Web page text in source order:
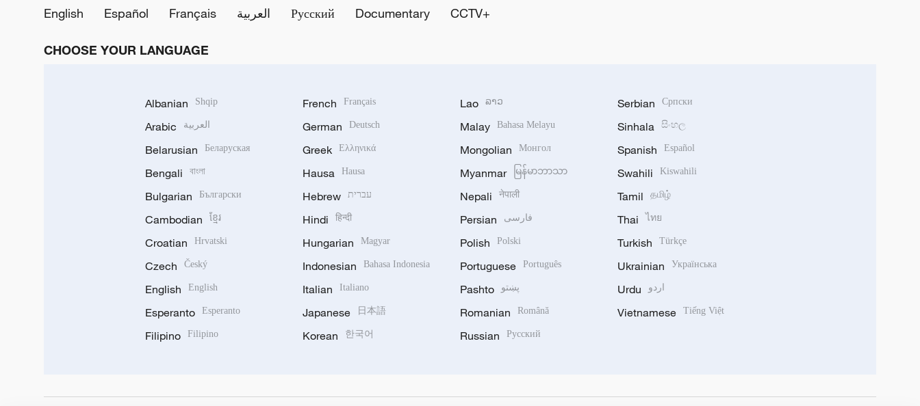
English
Español Français العربية Русский Documentary CCTV+
CHOOSE YOUR LANGUAGE
Albanian Shqip
Arabic العربية
Belarusian Беларуская
Bengali বাংলা
Bulgarian Български
Cambodian ខ្មែរ
Croatian Hrvatski
Czech Český
English English
Esperanto Esperanto
Filipino Filipino
French Français
German Deutsch
Greek Ελληνικά
Hausa Hausa
Hebrew עברית
Hindi हिन्दी
Hungarian Magyar
Indonesian Bahasa Indonesia
Italian Italiano
Japanese 日本語
Korean 한국어
Lao ລາວ
Malay Bahasa Melayu
Mongolian Монгол
Myanmar မြန်မာဘာသာ
Nepali नेपाली
Persian فارسی
Polish Polski
Portuguese Português
Pashto پښتو
Romanian Română
Russian Русский
Serbian Српски
Sinhala සිංහල
Spanish Español
Swahili Kiswahili
Tamil தமிழ்
Thai ไทย
Turkish Türkçe
Ukrainian Українська
Urdu اردو
Vietnamese Tiếng Việt